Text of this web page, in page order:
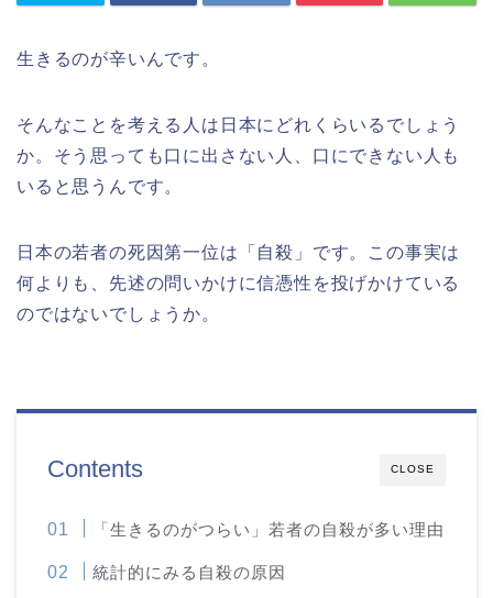
生きるのが辛いんです。
そんなことを考える人は日本にどれくらいるでしょう
か。そう思っても口に出さない人、口にできない人も
いると思うんです。
日本の若者の死因第一位は「自殺」です。この事実は
何よりも、先述の問いかけに信憑性を投げかけている
のではないでしょうか。
CLOSE
Contents
「生きるのがつらい」若者の自殺が多い理由
統計的にみる自殺の原因